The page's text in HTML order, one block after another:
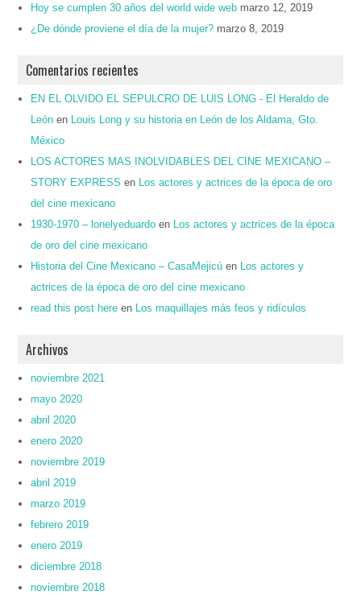
Hoy se cumplen 30 años del world wide web marzo 12, 2019
¿De dónde proviene el día de la mujer? marzo 8, 2019
Comentarios recientes
EN EL OLVIDO EL SEPULCRO DE LUIS LONG - El Heraldo de
León en
Louis Long y su historia en León de los Aldama, Gto.
México
LOS ACTORES MAS INOLVIDABLES DEL CINE MEXICANO –
STORY EXPRESS en
Los actores y actrices de la época de oro
del cine mexicano
1930-1970 – lonelyeduardo en
Los actores y actrices de la época
de oro del cine mexicano
Historia del Cine Mexicano – CasaMejicú en
Los actores y
actrices de la época de oro del cine mexicano
read this post here en Los maquillajes más feos y ridículos
Archivos
noviembre 2021
mayo 2020
abril 2020
enero 2020
noviembre 2019
abril 2019
marzo 2019
febrero 2019
enero 2019
diciembre 2018
noviembre 2018